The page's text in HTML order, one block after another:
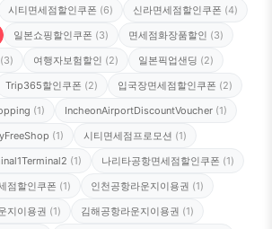
시티면세점할인쿠폰 (6) 신라면세점할인쿠폰 (4)
일본쇼핑할인쿠폰 (3) 면세점화장품할인 (3)
(3) 여행자보험할인 (2) 일본픽업샌딩 (2)
Trip365할인쿠폰 (2) 입국장면세점할인쿠폰 (2)
(1) IncheonAirportDiscountVoucher (1)
(1) 시티면세점프로모션 (1)
(1) 나리타공항면세점할인쿠폰 (1)
점할인쿠폰 (1) 인천공항라운지이용권 (1)
지이용권 (1) 김해공항라운지이용권 (1)